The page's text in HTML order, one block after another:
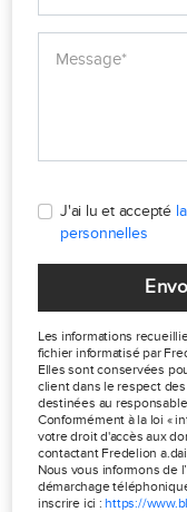
J'ai lu et accepté
personnelles
Les informations
fichier informatisé par
Elles sont conservées
client dans le respect
destinées au
Conformément à la loi «
votre droit d'accès aux
contactant Fredelion
Nous vous informons de
démarchage
inscrire ici : https://